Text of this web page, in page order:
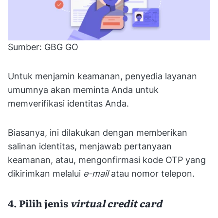
Sumber: GBG GO
Untuk menjamin keamanan, penyedia layanan
umumnya akan meminta Anda untuk
memverifikasi identitas Anda.
Biasanya, ini dilakukan dengan memberikan
salinan identitas, menjawab pertanyaan
keamanan, atau, mengonfirmasi kode OTP yang
dikirimkan melalui e-mailatau nomor telepon.
4. Pilih jenis virtual credit card